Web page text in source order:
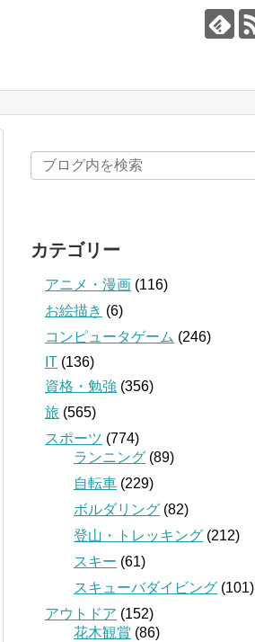
カテゴリー
アニメ・漫画 (116)
お絵描き (6)
コンピュータゲーム (246)
IT (136)
資格・勉強 (356)
旅 (565)
スポーツ (774)
ランニング (89)
自転車 (229)
ボルダリング (82)
登山・トレッキング (212)
スキー (61)
スキューバダイビング (101)
アウトドア (152)
花木観賞 (86)